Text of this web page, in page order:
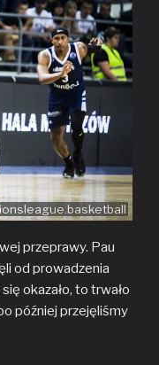
przeprawy. Pau
od prowadzenia
okazało, to trwało
później przejęliśmy